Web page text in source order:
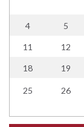
4 5
11 12
18 19
25 26